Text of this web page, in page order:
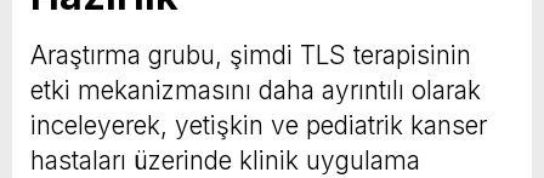
Araştırma grubu, şimdi TLS terapisinin
etki mekanizmasını daha ayrıntılı olarak
inceleyerek, yetişkin ve pediatrik kanser
hastaları üzerinde klinik uygulama